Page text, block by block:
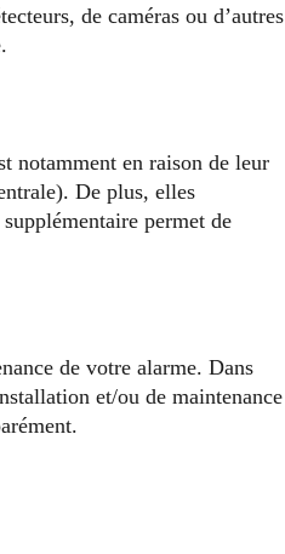
de caméras ou d’autres
notamment en raison de leur
De plus, elles
permet de
de votre alarme. Dans
et/ou de maintenance